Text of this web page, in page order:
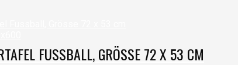
FUSSBALL, GRÖSSE 72 X 53 CM